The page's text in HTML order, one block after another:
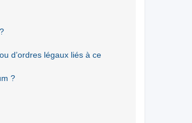
d’ordres légaux liés à ce
?